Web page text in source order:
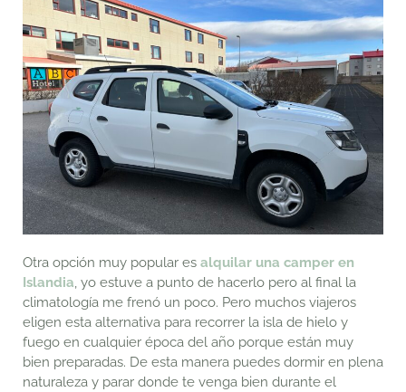
Otra opción muy popular es alquilar una camper en
Islandia , yo estuve a punto de hacerlo pero al final la
climatología me frenó un poco. Pero muchos viajeros
eligen esta alternativa para recorrer la isla de hielo y
fuego en cualquier época del año porque están muy
bien preparadas. De esta manera puedes dormir en plena
naturaleza y parar donde te venga bien durante el